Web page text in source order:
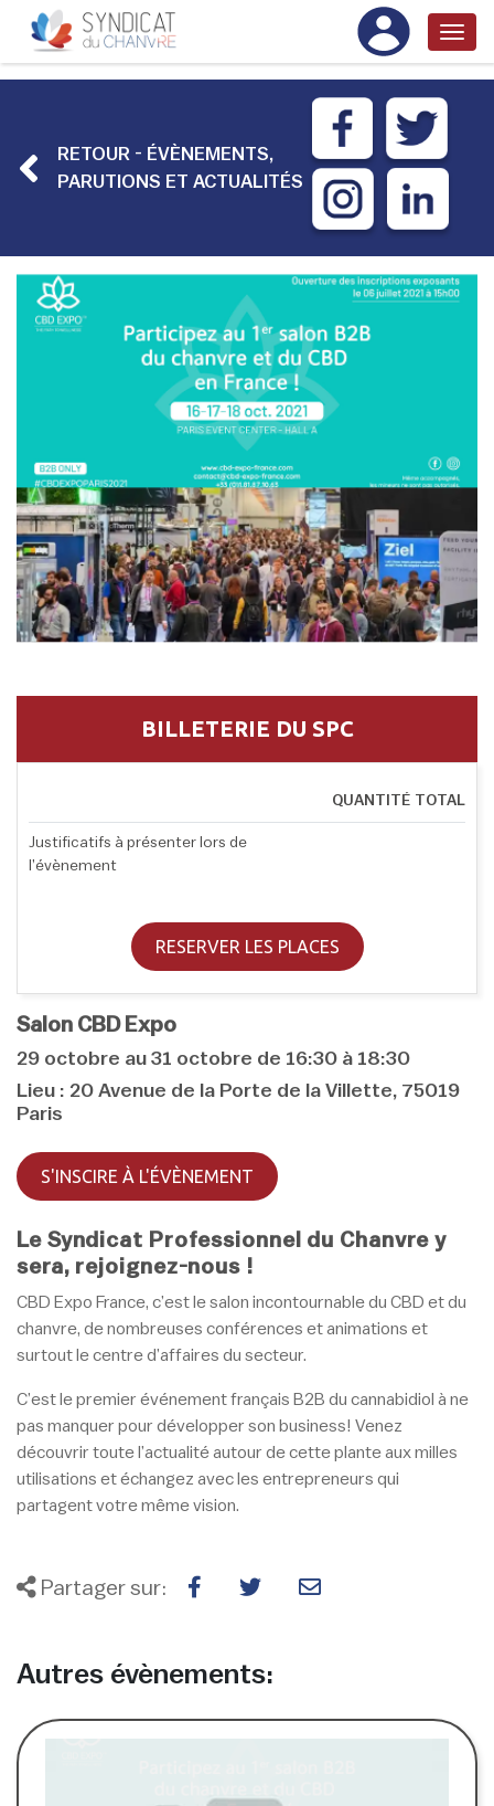
RETOUR - ÉVÈNEMENTS,
PARUTIONS ET ACTUALITÉS
BILLETERIE DU SPC
QUANTITÉ TOTAL
Justificatifs à présenter lors de
l’évènement
RESERVER LES PLACES
Salon CBD Expo
29 octobre au 31 octobre de 16:30 à 18:30
Lieu : 20 Avenue de la Porte de la Villette, 75019
Paris
S'INSCIRE À L'ÉVÈNEMENT
Le Syndicat Professionnel du Chanvre y
sera, rejoignez-nous !
CBD Expo France, c’est le salon incontournable du CBD et du
chanvre, de nombreuses conférences et animations et
surtout le centre d’affaires du secteur.
C’est le premier événement français B2B du cannabidiol à ne
pas manquer pour développer son business! Venez
découvrir toute l’actualité autour de cette plante aux milles
utilisations et échangez avec les entrepreneurs qui
partagent votre même vision.
Partager sur:
Autres évènements: